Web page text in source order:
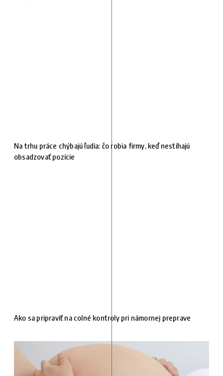
Na trhu práce chýbajú ľudia: čo robia firmy, keď nestíhajú
obsadzovať pozície
Ako sa pripraviť na colné kontroly pri námornej preprave